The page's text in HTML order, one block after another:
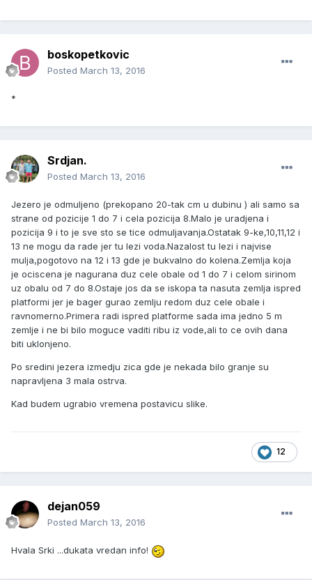
boskopetkovic
Posted March 13, 2016
*
Srdjan.
Posted March 13, 2016
Jezero je odmuljeno (prekopano 20-tak cm u dubinu ) ali samo sa
strane od pozicije 1 do 7 i cela pozicija 8.Malo je uradjena i
pozicija 9 i to je sve sto se tice odmuljavanja.Ostatak 9-ke,10,11,12 i
13 ne mogu da rade jer tu lezi voda.Nazalost tu lezi i najvise
mulja,pogotovo na 12 i 13 gde je bukvalno do kolena.Zemlja koja
je ociscena je nagurana duz cele obale od 1 do 7 i celom sirinom
uz obalu od 7 do 8.Ostaje jos da se iskopa ta nasuta zemlja ispred
platformi jer je bager gurao zemlju redom duz cele obale i
ravnomerno.Primera radi ispred platforme sada ima jedno 5 m
zemlje i ne bi bilo moguce vaditi ribu iz vode,ali to ce ovih dana
biti uklonjeno.
Po sredini jezera izmedju zica gde je nekada bilo granje su
napravljena 3 mala ostrva.
Kad budem ugrabio vremena postavicu slike.
12
dejan059
Posted March 13, 2016
Hvala Srki ...dukata vredan info!